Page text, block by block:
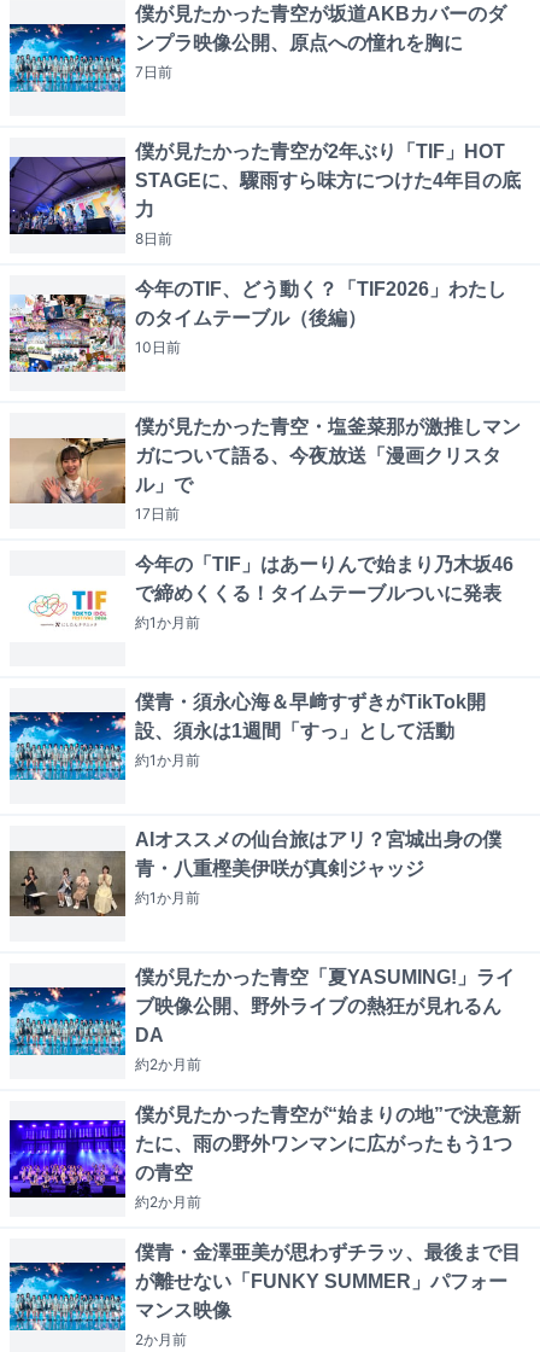
僕が見たかった青空が坂道AKBカバーのダ
ンプラ映像公開、原点への憧れを胸に
7日前
僕が見たかった青空が2年ぶり「TIF」HOT
STAGEに、驟雨すら味方につけた4年目の底
力
8日前
今年のTIF、どう動く？「TIF2026」わたし
のタイムテーブル（後編）
10日前
僕が見たかった青空・塩釜菜那が激推しマン
ガについて語る、今夜放送「漫画クリスタ
ル」で
17日前
今年の「TIF」はあーりんで始まり乃木坂46
で締めくくる！タイムテーブルついに発表
約1か月前
僕青・須永心海＆早﨑すずきがTikTok開
設、須永は1週間「すっ」として活動
約1か月前
AIオススメの仙台旅はアリ？宮城出身の僕
青・八重樫美伊咲が真剣ジャッジ
約1か月前
僕が見たかった青空「夏YASUMING!」ライ
ブ映像公開、野外ライブの熱狂が見れるん
DA
約2か月前
僕が見たかった青空が“始まりの地”で決意新
たに、雨の野外ワンマンに広がったもう1つ
の青空
約2か月前
僕青・金澤亜美が思わずチラッ、最後まで目
が離せない「FUNKY SUMMER」パフォー
マンス映像
2か月前